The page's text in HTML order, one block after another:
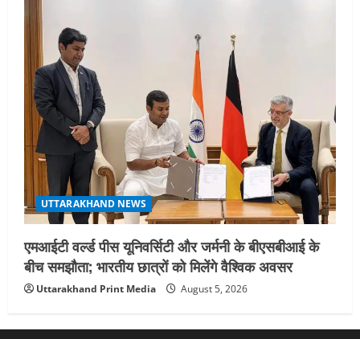
UTTARAKHAND NEWS
एमआईटी वर्ल्ड पीस यूनिवर्सिटी और जर्मनी के बीएसबीआई के
बीच समझौता; भारतीय छात्रों को मिलेंगे वैश्विक अवसर
Uttarakhand Print Media August 5, 2026